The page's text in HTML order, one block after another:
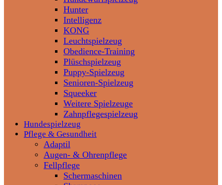
Hunter
Intelligenz
KONG
Leuchtspielzeug
Obedience-Training
Plüschspielzeug
Puppy-Spielzeug
Senioren-Spielzeug
Squeeker
Weitere Spielzeuge
Zahnpflegespielzeug
Hundespielzeug
Pflege & Gesundheit
Adaptil
Augen- & Ohrenpflege
Fellpflege
Schermaschinen